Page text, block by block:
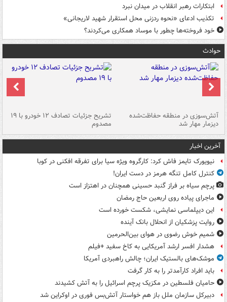
ابتکارات رهبر انقلاب در میدان نبرد
تکذیب ادعای «نحوه ردزنی محل استقرار شهید لاریجانی»
خود فروخته‌ها چطور با موساد همکاری می‌کردند؟
حوادث
آتش‌سوزی در منطقه حفاظت‌شده
دیزمار مهار شد
تشریح جزئیات تصادف ۱۲ خودرو با ۱۹
مصدوم
آخرین اخبار
نیویورک تایمز فاش کرد: کارگروه ویژه سیا برای تفرقه افکنی در کوبا
کنترل کامل تنگه هرمز در دست ایران!
پرچم سیاه بر فراز گنبد حسینی همچنان در اهتزاز است
ماجرای پیاده روی اربعین حاج رمضان
این دیپلماسی نمایشی، شکست خورده است
روایت پزشکیان از انحلال بانک آینده
شمیم خوش رضوی در هوای بین‌الحرمین
هشدار افسر ارشد آمریکایی به کاخ سفید +فیلم
موشک‌های بالستیک ایران؛ چالش راهبردی آمریکا
باید افراد کارآمدتر را به کار گرفت
حامیان فلسطین در مکزیک پرچم اسرائیل را به آتش کشیدند
دبیرکل سازمان ملل باز هم خواستار آتش‌بس فوری در اوکراین شد